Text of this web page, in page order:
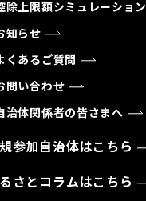
除上限額シミュレーション
知らせ
くあるご質問
問い合わせ
治体関係者の皆さまへ
参加自治体はこちら
さとコラムはこちら